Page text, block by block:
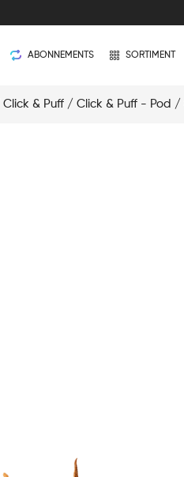
ABONNEMENTS SORTIMENT
Click & Puff / Click & Puff - Pod /